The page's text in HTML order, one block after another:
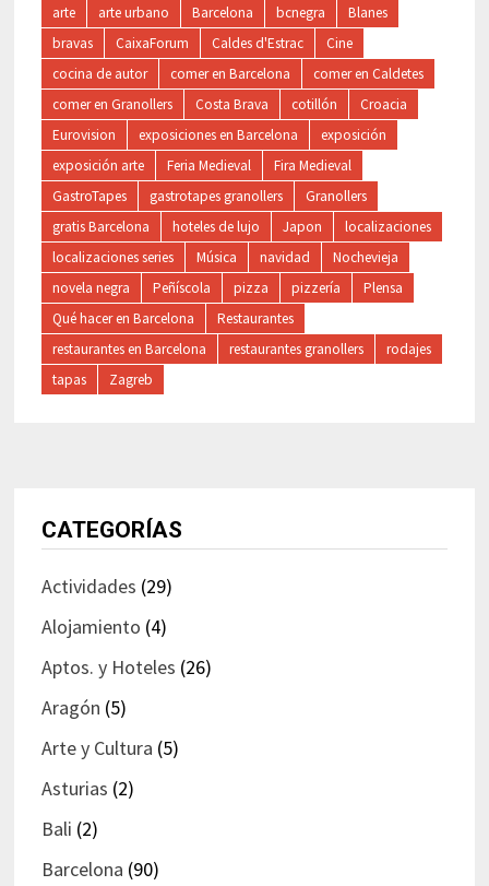
arte arte urbano Barcelona bcnegra
Blanes
bravas
CaixaForum Caldes d'Estrac
Cine
cocina de autor
comer en Barcelona
comer en Caldetes
comer en Granollers
Costa Brava cotillón
Croacia
Eurovision
exposiciones en Barcelona
exposición
exposición arte
Feria Medieval
Fira Medieval
GastroTapes
gastrotapes granollers
Granollers
gratis Barcelona
hoteles de lujo Japon
localizaciones
localizaciones series
Música navidad
Nochevieja
novela negra
Peñíscola pizza pizzería
Plensa
Qué hacer en Barcelona
Restaurantes
restaurantes en Barcelona
restaurantes granollers
rodajes
tapas
Zagreb
CATEGORÍAS
Actividades (29)
Alojamiento (4)
Aptos. y Hoteles (26)
Aragón (5)
Arte y Cultura (5)
Asturias (2)
Bali (2)
Barcelona (90)